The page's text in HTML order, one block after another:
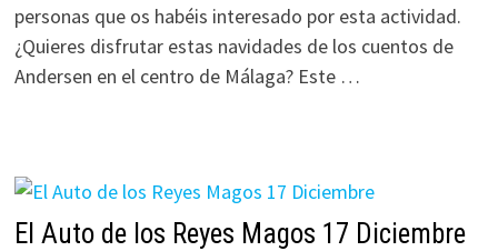
personas que os habéis interesado por esta actividad.
¿Quieres disfrutar estas navidades de los cuentos de
Andersen en el centro de Málaga? Este …
El Auto de los Reyes Magos 17 Diciembre